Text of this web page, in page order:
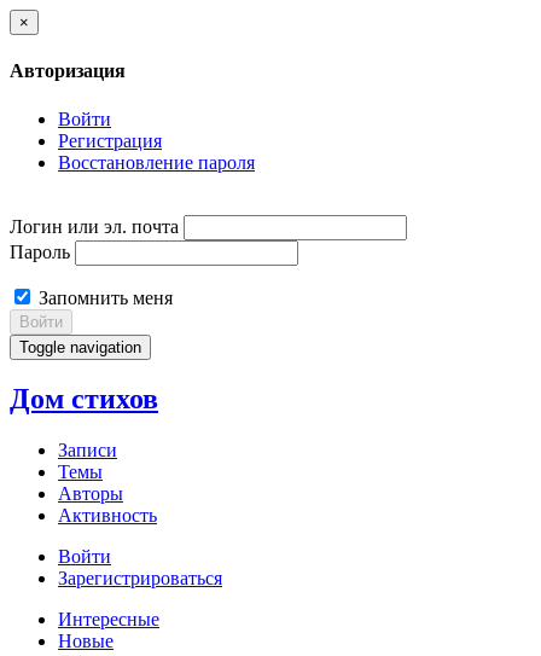
×
Авторизация
Войти
Регистрация
Восстановление пароля
Логин или эл. почта
Пароль
Запомнить меня
Войти
Toggle navigation
Дом стихов
Записи
Темы
Авторы
Активность
Войти
Зарегистрироваться
Интересные
Новые